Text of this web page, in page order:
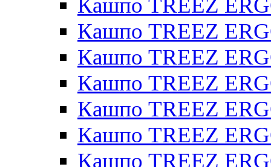
Кашпо TREEZ
Кашпо TREEZ
Кашпо TREEZ
Кашпо TREEZ
Кашпо TREEZ
Кашпо TREEZ